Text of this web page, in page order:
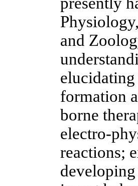
and
formation
borne
electro-
reactions;